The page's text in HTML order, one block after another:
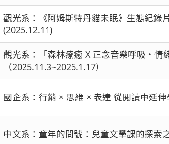
觀光系：《阿姆斯特丹貓未眠》生態紀錄
(2025.12.11)
觀光系：「森林療癒 X 正念音樂呼吸・
（2025.11.3~2026.1.17）
國企系：行銷 × 思維 × 表達 從閱讀中延
中文系：童年的問號：兒童文學課的探索